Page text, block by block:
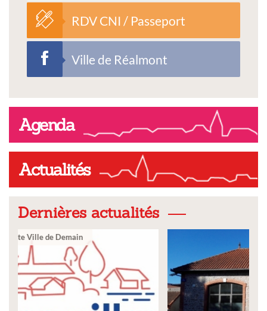
RDV CNI / Passeport
Ville de Réalmont
Agenda
Actualités
Dernières actualités